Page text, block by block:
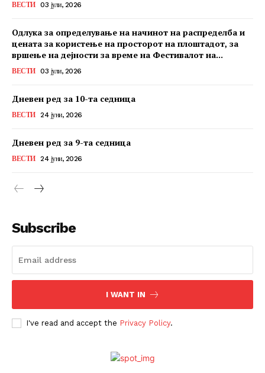
ВЕСТИ 03 јули, 2026
Одлука за определување на начинот на распределба и
цената за користење на просторот на плоштадот, за
вршење на дејности за време на Фестивалот на...
ВЕСТИ 03 јули, 2026
Дневен ред за 10-та седница
ВЕСТИ 24 јуни, 2026
Дневен ред за 9-та седница
ВЕСТИ 24 јуни, 2026
Subscribe
I WANT IN
I've read and accept the Privacy Policy.